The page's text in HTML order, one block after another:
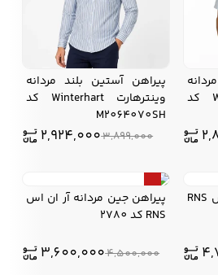
شال و کلاه مردانه چتر مردانه
و راحتی
لباس زیر مردانه لباس راحتی مردانه
وینترهارت Winterhart کد
پیراهن آستین بلند مردانه
وینترهارت Winterhart کد
M2064070SH
3,899,000
2,924,000
پیراهن مردانه آر ان اس RNS
20%
پیراهن جین مردانه آر ان اس
RNS کد 2780
4,500,000
3,600,000